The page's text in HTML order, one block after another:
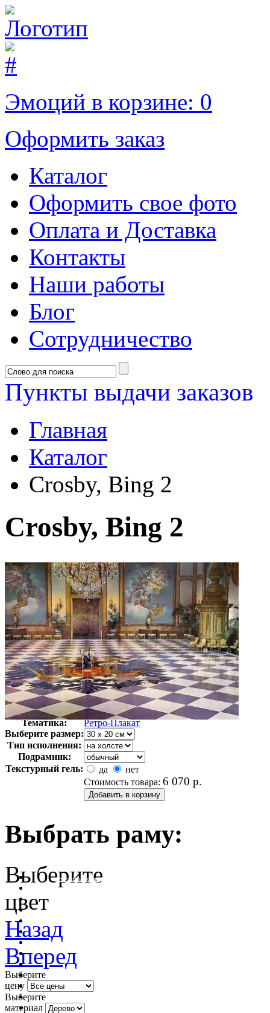
Эмоций в корзине: 0
Оформить заказ
Каталог
Оформить свое фото
Оплата и Доставка
Контакты
Наши работы
Блог
Сотрудничество
Пункты выдачи заказов
Главная
Каталог
Crosby, Bing 2
Crosby, Bing 2
Автор:
Неизвестно
Арт-стиль
Ретро-Плакат
Тематика:
Ретро-Плакат
Выберите размер:
Тип исполнения:
Подрамник:
Текстурный гель:
да
нет
Стоимость товара: 6 070 р.
Выбрать раму:
очистить фильтр цвета
Выберите
цвет
Назад
Вперед
Выберите
цену
Выберите
материал